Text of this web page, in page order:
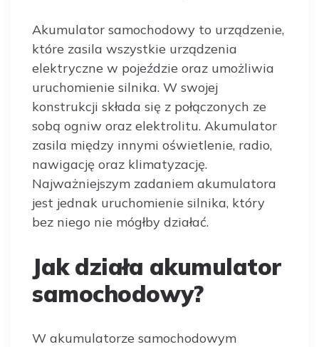
Akumulator samochodowy to urządzenie,
które zasila wszystkie urządzenia
elektryczne w pojeździe oraz umożliwia
uruchomienie silnika. W swojej
konstrukcji składa się z połączonych ze
sobą ogniw oraz elektrolitu. Akumulator
zasila między innymi oświetlenie, radio,
nawigację oraz klimatyzację.
Najważniejszym zadaniem akumulatora
jest jednak uruchomienie silnika, który
bez niego nie mógłby działać.
Jak działa akumulator
samochodowy?
W akumulatorze samochodowym